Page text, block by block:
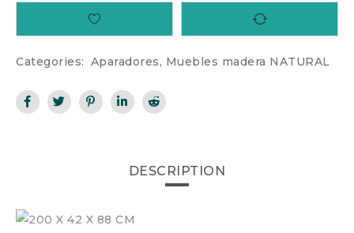
Categories: Aparadores, Muebles madera NATURAL
DESCRIPTION